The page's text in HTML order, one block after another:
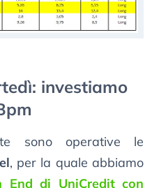
investiamo
sono operative le
, per la quale abbiamo
End di UniCredit con